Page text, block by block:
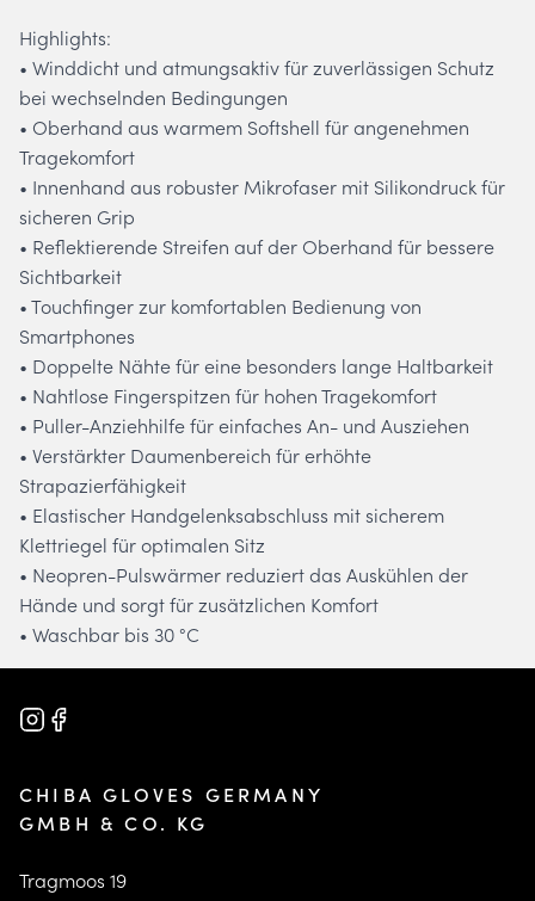
Highlights:
• Winddicht und atmungsaktiv für zuverlässigen Schutz
bei wechselnden Bedingungen
• Oberhand aus warmem Softshell für angenehmen
Tragekomfort
• Innenhand aus robuster Mikrofaser mit Silikondruck für
sicheren Grip
• Reflektierende Streifen auf der Oberhand für bessere
Sichtbarkeit
• Touchfinger zur komfortablen Bedienung von
Smartphones
• Doppelte Nähte für eine besonders lange Haltbarkeit
• Nahtlose Fingerspitzen für hohen Tragekomfort
• Puller-Anziehhilfe für einfaches An- und Ausziehen
• Verstärkter Daumenbereich für erhöhte
Strapazierfähigkeit
• Elastischer Handgelenksabschluss mit sicherem
Klettriegel für optimalen Sitz
• Neopren-Pulswärmer reduziert das Auskühlen der
Hände und sorgt für zusätzlichen Komfort
• Waschbar bis 30 °C
CHIBA GLOVES GERMANY
GMBH & CO. KG
Tragmoos 19